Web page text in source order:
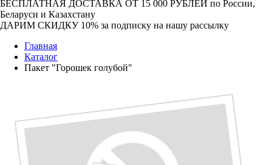
БЕСПЛАТНАЯ ДОСТАВКА ОТ 15 000 РУБЛЕЙ по России,
Беларуси и Казахстану
ДАРИМ СКИДКУ 10% за подписку на нашу рассылку
Главная
Каталог
Пакет "Горошек голубой"